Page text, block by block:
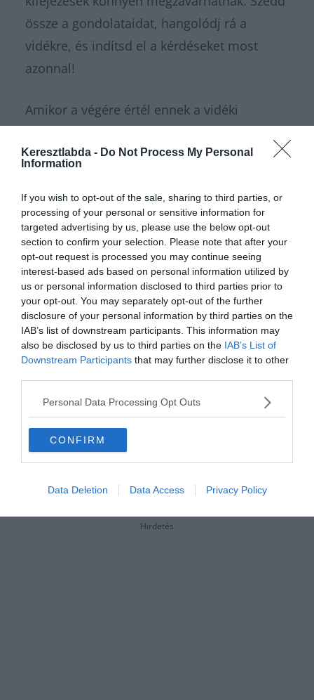
Keresztlabda - Do Not Process My Personal
Information
If you wish to opt-out of the sale, sharing to third parties, or
processing of your personal or sensitive information for
targeted advertising by us, please use the below opt-out
section to confirm your selection. Please note that after your
opt-out request is processed you may continue seeing
interest-based ads based on personal information utilized by
us or personal information disclosed to third parties prior to
your opt-out. You may separately opt-out of the further
disclosure of your personal information by third parties on the
IAB’s list of downstream participants. This information may
also be disclosed by us to third parties on the IAB’s List of
Downstream Participants that may further disclose it to other
Personal Data Processing Opt Outs
CONFIRM
Data Deletion Data Access Privacy Policy
össze a gondolataidat, hangolódj rá a
vidékre, és indítsd el a kérdéseket most
azonnal!
Amikor a végére értél ennek a vidéki
archívumában még rengeteg izgalmas kvíz
eredményt, csatlakozz aKvízkuckó Facebook
csoportközösségéhez, és vitasd meg a
legérdekesebb háztáji állatokat a többiekkel!
A nagy falusi barangolás után pedig a
Keresztlabda YouTube csatornaszórakoztató
videóival könnyedén feltöltődhetsz a nap
hátralévő részében.
Hirdetés